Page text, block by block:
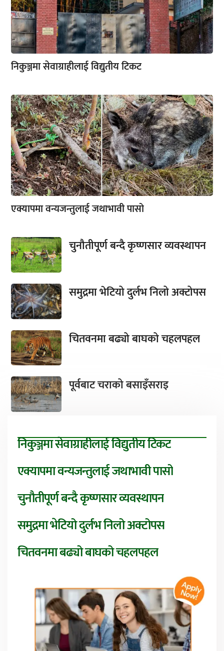
निकुञ्जमा सेवाग्राहीलाई विद्युतीय टिकट
एक्यापमा वन्यजन्तुलाई जथाभावी पासो
चुनौतीपूर्ण बन्दै कृष्णसार व्यवस्थापन
समुद्रमा भेटियो दुर्लभ निलो अक्टोपस
चितवनमा बढ्यो बाघको चहलपहल
पूर्वबाट चराको बसाइँसराइ
निकुञ्जमा सेवाग्राहीलाई विद्युतीय टिकट
एक्यापमा वन्यजन्तुलाई जथाभावी पासो
चुनौतीपूर्ण बन्दै कृष्णसार व्यवस्थापन
समुद्रमा भेटियो दुर्लभ निलो अक्टोपस
चितवनमा बढ्यो बाघको चहलपहल